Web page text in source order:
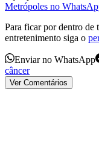
Metrópoles no
Para ficar por dentro de
entretenimento siga o
Enviar no WhatsApp
câncer
Ver Comentários